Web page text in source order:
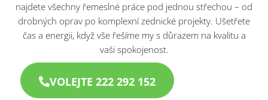
najdete všechny řemeslné práce pod jednou střechou – od
drobných oprav po komplexní zednické projekty. Ušetřete
čas a energii, když vše řešíme my s důrazem na kvalitu a
vaši spokojenost.
VOLEJTE 222 292 152